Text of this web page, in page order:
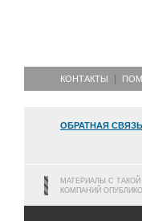
КОНТАКТЫ
ОБРАТНАЯ СВЯЗЬ
МАТЕРИАЛЫ С
КОМПАНИЙ